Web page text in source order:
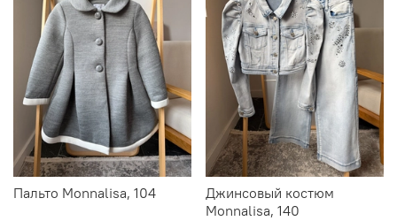
Пальто Monnalisa, 104
Джинсовый костюм
Monnalisa, 140